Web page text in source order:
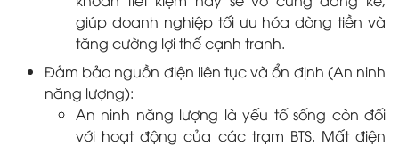
giúp doanh nghiệp tối ưu hóa dòng tiền và
tăng cường lợi thế cạnh tranh.
Đảm bảo nguồn điện liên tục và ổn định (An ninh
năng lượng):
An ninh năng lượng là yếu tố sống còn đối
với hoạt động của các trạm BTS. Mất điện